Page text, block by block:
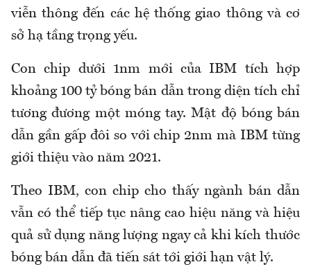
viễn thông đến các hệ thống giao thông và cơ
sở hạ tầng trọng yếu.
Con chip dưới 1nm mới của IBM tích hợp
khoảng 100 tỷ bóng bán dẫn trong diện tích chỉ
tương đương một móng tay. Mật độ bóng bán
dẫn gần gấp đôi so với chip 2nm mà IBM từng
giới thiệu vào năm 2021.
Theo IBM, con chip cho thấy ngành bán dẫn
vẫn có thể tiếp tục nâng cao hiệu năng và hiệu
quả sử dụng năng lượng ngay cả khi kích thước
bóng bán dẫn đã tiến sát tới giới hạn vật lý.